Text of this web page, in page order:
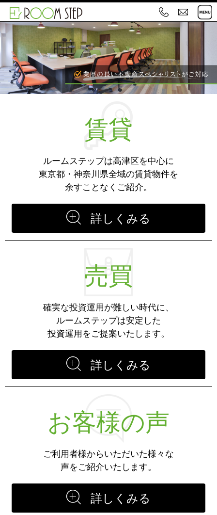
0
-
7
1
2
3
お
合
わ
せ
賃貸
ルームステップは高津区を中心に
東京都・神奈川県全域の賃貸物件を
余すことなくご紹介。
詳しくみる
売買
確実な投資運用が難しい時代に、
ルームステップは安定した
投資運用をご提案いたします。
詳しくみる
お客様の声
ご利用者様からいただいた様々な
声をご紹介いたします。
詳しくみる